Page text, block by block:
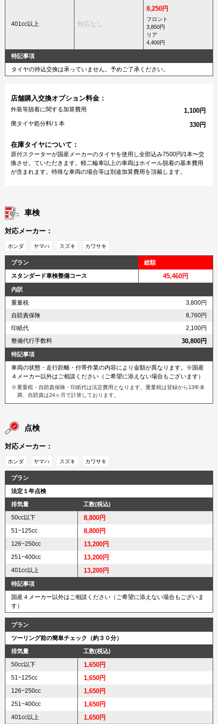
401cc以上 対応なし
8,250円
フロント
3,850円
リア
4,400円
特記事項
タイヤの持込交換は承っていません。予めご了承ください。
店舗購入交換オプション料金：
外装等脱着に関する加算費用 1,100円
廃タイヤ処分料/１本 330円
在庫タイヤについて：
原付スクーターが国産メーカーのタイヤを使用し全部込み7500円/1本〜交
換させ。ていただきます。軽二輪車以上の車両はホイール脱着の基本費用
が含まれます。特殊な車両の場合等は別途加算費用を頂戴します。
車検
対応メーカー：
ホンダ ヤマハ スズキ カワサキ
プラン
総額
スタンダード車検整備コース
45,460円
内訳
重量税
3,800円
自賠責保険
8,760円
印紙代
2,100円
整備代行手数料
30,800円
特記事項
車両の状態・走行距離・付帯作業の内容により金額が異なります。※国産
４メーカー以外はご相談ください（ご希望に添えない場合もございます）
重量税・自賠責保険・印紙代は法定費用となります。重量税は登録から13年未
満、自賠責は24ヶ月で計算しております。
点検
対応メーカー：
ホンダ ヤマハ スズキ カワサキ
プラン
法定１年点検
排気量
工数(税込)
50cc以下
8,800円
51~125cc 8,800円
126~250cc 13,200円
251~400cc 13,200円
401cc以上 13,200円
特記事項
国産４メーカー以外はご相談ください（ご希望に添えない場合もございま
す）
プラン
ツーリング前の簡単チェック（約３０分）
排気量
工数(税込)
50cc以下
1,650円
51~125cc 1,650円
126~250cc 1,650円
251~400cc 1,650円
401cc以上 1,650円